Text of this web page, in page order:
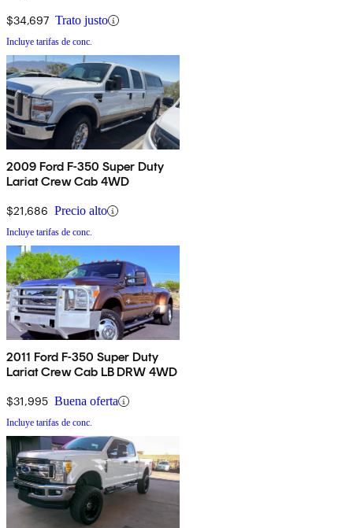
$34,697 Trato justo
Incluye tarifas de conc.
2009 Ford F-350 Super Duty
Lariat Crew Cab 4WD
$21,686 Precio alto
Incluye tarifas de conc.
2011 Ford F-350 Super Duty
Lariat Crew Cab LB DRW 4WD
$31,995 Buena oferta
Incluye tarifas de conc.